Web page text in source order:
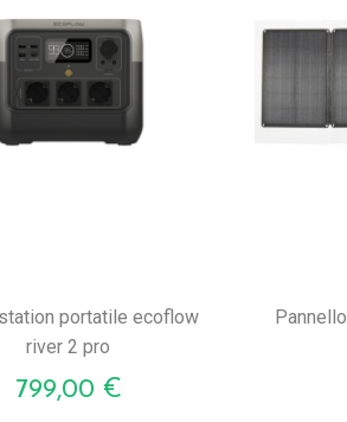
river 2 pro
Prezzo
799,00 €
pannello solare pieghevole 18v